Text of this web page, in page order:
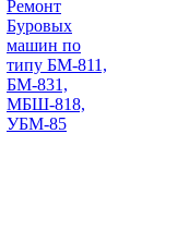
Ремонт
Буровых
машин по
типу БМ-811,
БМ-831,
МБШ-818,
УБМ-85